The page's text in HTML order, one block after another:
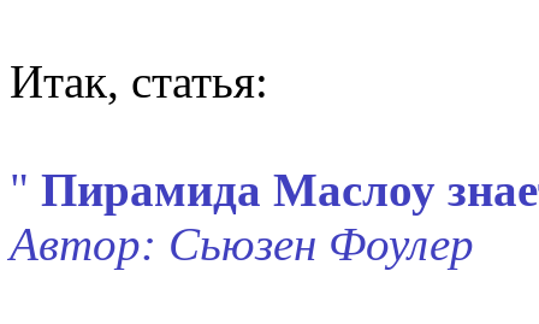
Итак, статья:
" Пирамида Маслоу
Автор: Сьюзен Фоулер